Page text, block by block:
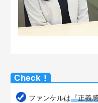
ファンケルは『正義